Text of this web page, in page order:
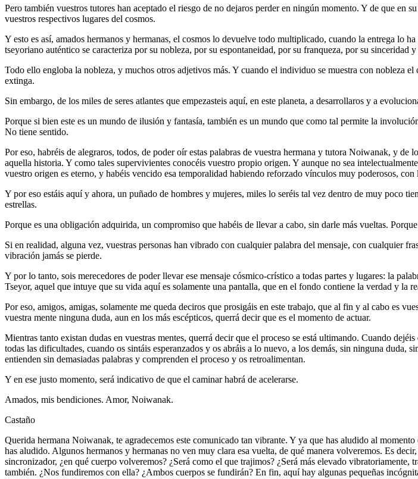
Pero también vuestros tutores han aceptado el riesgo de no dejaros perder en ningún momento. Y de que en
vuestros respectivos lugares del cosmos.
Y esto es así, amados hermanos y hermanas, el cosmos lo devuelve todo multiplicado, cuando la entrega lo
tseyoriano auténtico se caracteriza por su nobleza, por su espontaneidad, por su franqueza, por su sinceridad
Todo ello engloba la nobleza, y muchos otros adjetivos más. Y cuando el individuo se muestra con nobleza
extinga.
Sin embargo, de los miles de seres atlantes que empezasteis aquí, en este planeta, a desarrollaros y a
Porque si bien este es un mundo de ilusión y fantasía, también es un mundo que como tal permite la
No tiene sentido.
Por eso, habréis de alegraros, todos, de poder oír estas palabras de vuestra hermana y tutora Noiwanak, y
aquella historia. Y como tales supervivientes conocéis vuestro propio origen. Y aunque no sea
vuestro origen es eterno, y habéis vencido esa temporalidad habiendo reforzado vínculos muy poderosos,
Y por eso estáis aquí y ahora, un puñado de hombres y mujeres, miles lo seréis tal vez dentro de muy poco
estrellas.
Porque es una obligación adquirida, un compromiso que habéis de llevar a cabo, sin darle más vueltas.
Si en realidad, alguna vez, vuestras personas han vibrado con cualquier palabra del mensaje, con cualquier
vibración jamás se pierde.
Y por lo tanto, sois merecedores de poder llevar ese mensaje cósmico-crístico a todas partes y lugares: la
Tseyor, aquel que intuye que su vida aquí es solamente una pantalla, que en el fondo contiene la verdad y la
Por eso, amigos, amigas, solamente me queda deciros que prosigáis en este trabajo, que al fin y al cabo es
vuestra mente ninguna duda, aun en los más escépticos, querrá decir que es el momento de actuar.
Mientras tanto existan dudas en vuestras mentes, querrá decir que el proceso se está ultimando. Cuando
todas las dificultades, cuando os sintáis esperanzados y os abráis a lo nuevo, a los demás, sin ninguna duda,
entienden sin demasiadas palabras y comprenden el proceso y os retroalimentan.
Y en ese justo momento, será indicativo de que el caminar habrá de acelerarse.
Amados, mis bendiciones. Amor, Noiwanak.
Castaño
Querida hermana Noiwanak, te agradecemos este comunicado tan vibrante. Y ya que has aludido al
has aludido. Algunos hermanos y hermanas no ven muy clara esa vuelta, de qué manera volveremos. Es
sincronizador, ¿en qué cuerpo volveremos? ¿Será como el que trajimos? ¿Será más elevado
también. ¿Nos fundiremos con ella? ¿Ambos cuerpos se fundirán? En fin, aquí hay algunas pequeñas